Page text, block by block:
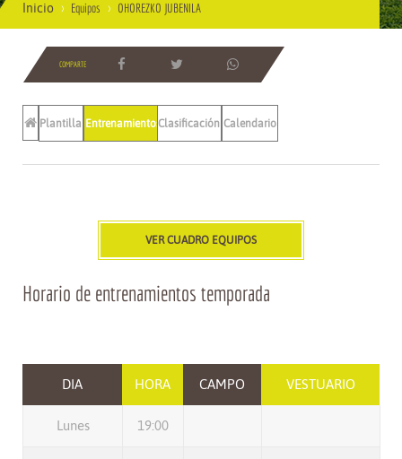
Inicio Equipos OHOREZKO JUBENILA
COMPARTE
Plantilla EntrenamientosClasificación Calendario
VER CUADRO EQUIPOS
Horario de entrenamientos temporada
DIA HORA CAMPO VESTUARIO
Lunes 19:00